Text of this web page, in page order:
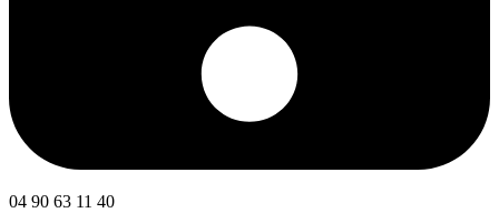
04 90 63 11 40